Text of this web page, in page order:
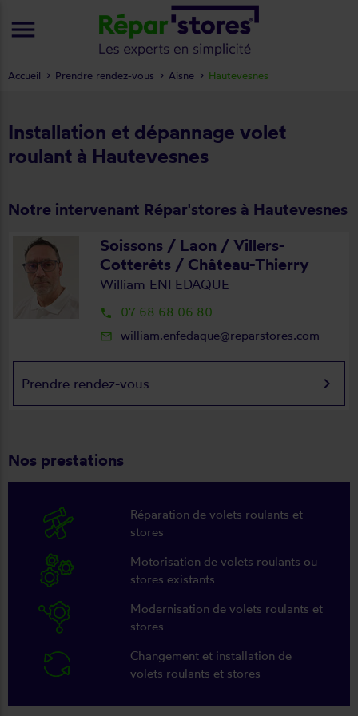
Installation et dépannage volet
roulant à Hautevesnes
Notre intervenant Répar'stores à Hautevesnes
Soissons / Laon / Villers-
Cotterêts / Château-Thierry
William ENFEDAQUE
local_phone 07 68 68 06 80
mail_outline william.enfedaque@reparstores.com
Prendre rendez-vous keyboard_arrow_right
Nos prestations
Réparation de volets roulants et
stores
Motorisation de volets roulants ou
stores existants
Modernisation de volets roulants et
stores
Changement et installation de
volets roulants et stores
Accueil Prendre rendez-vous Aisne Hautevesnes
menu